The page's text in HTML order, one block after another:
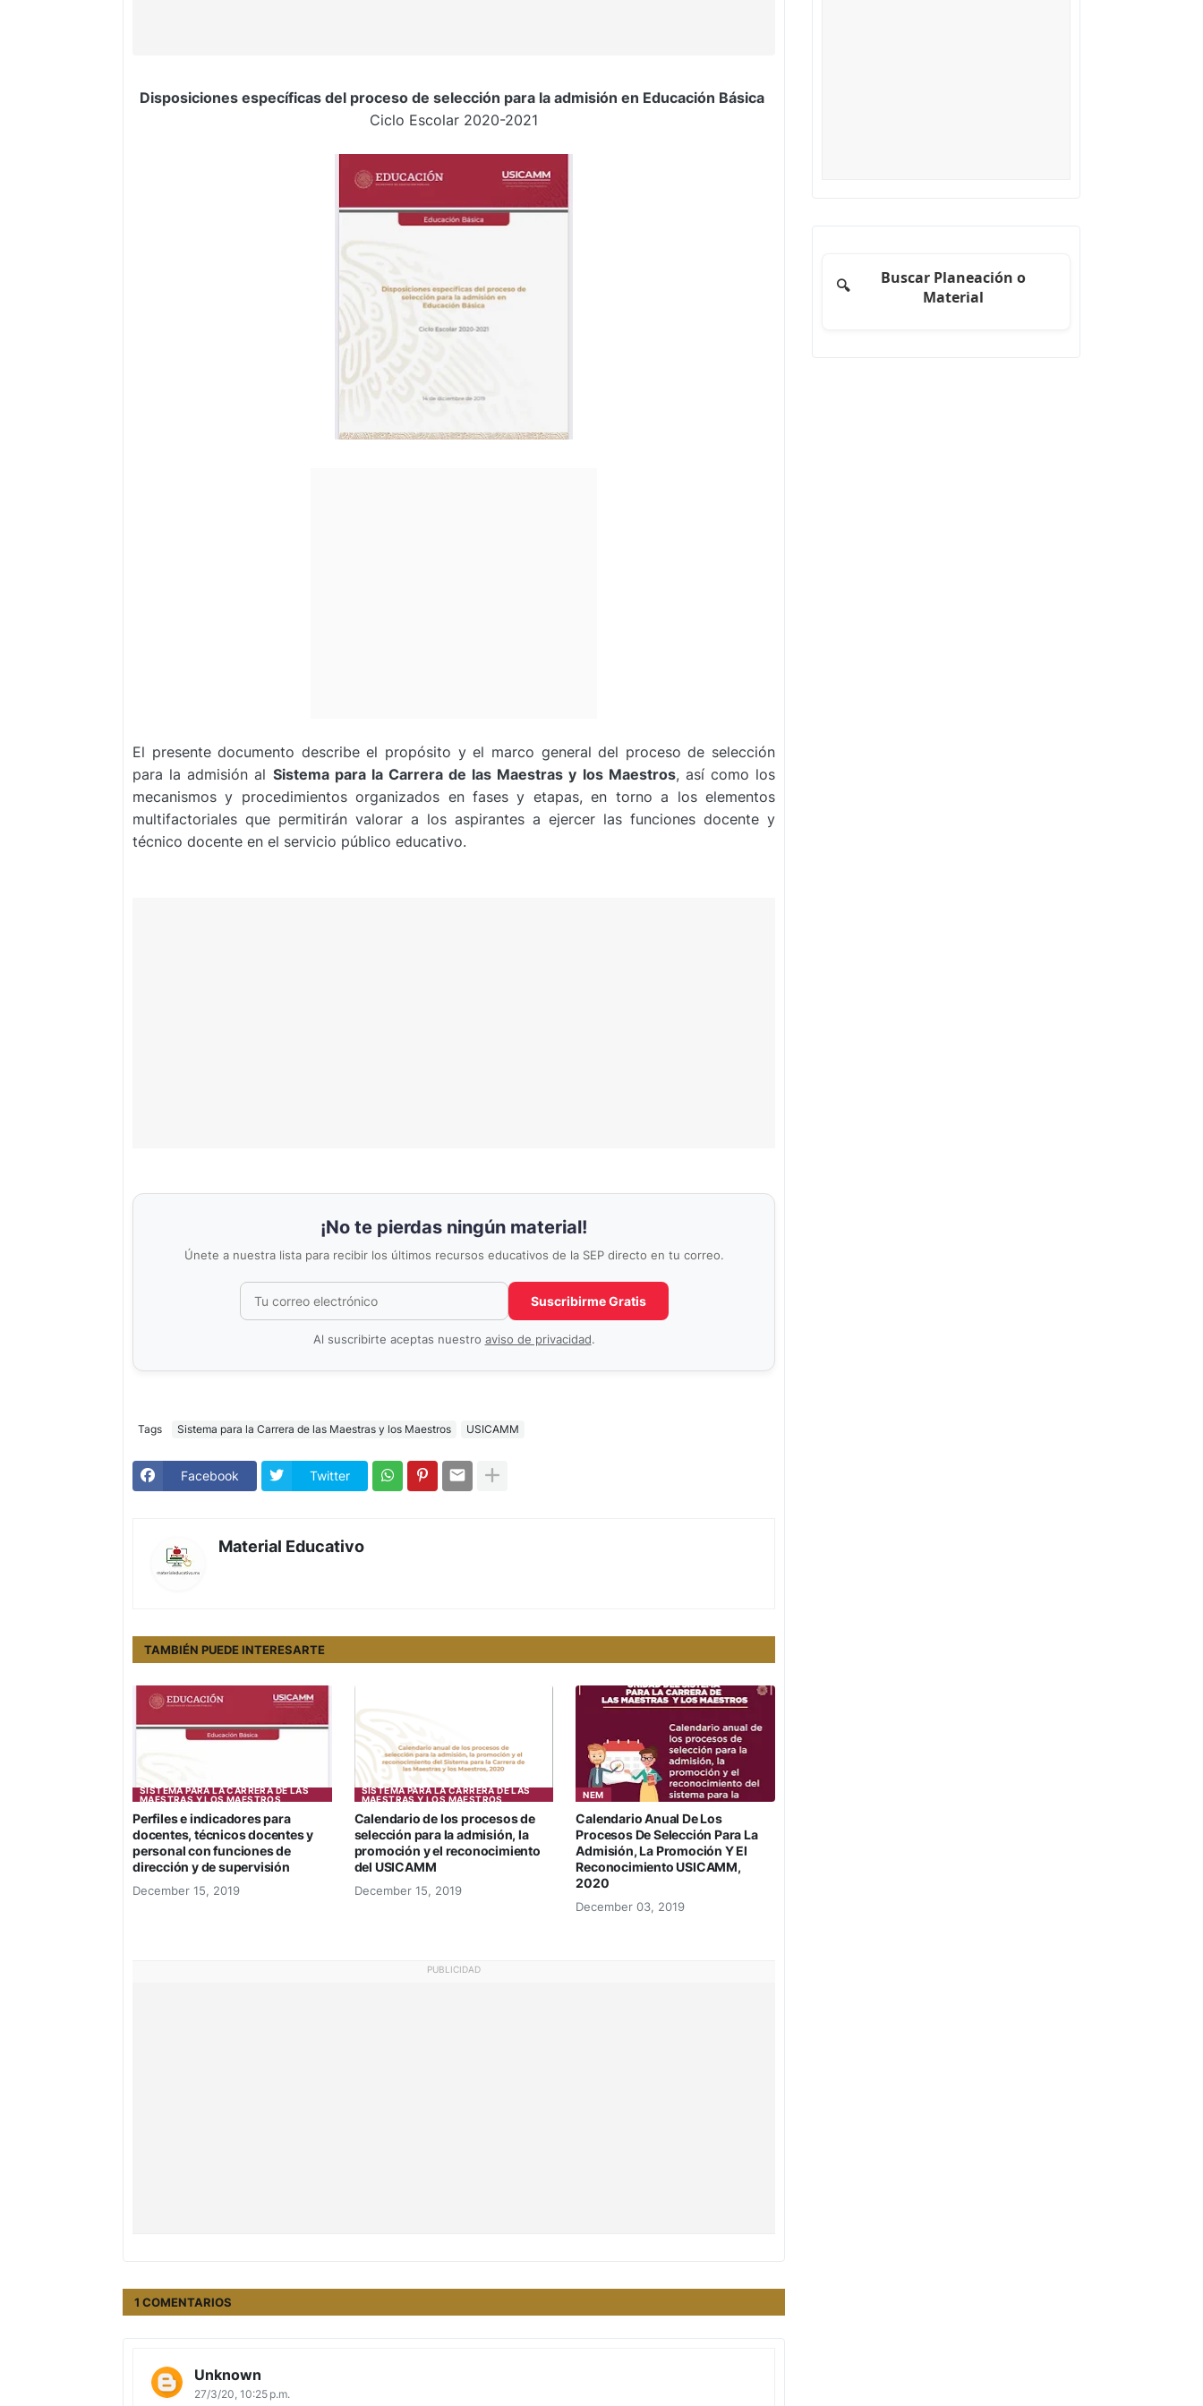
Disposiciones específicas del proceso de selección para la admisión en Educación Básica
Ciclo Escolar 2020-2021
El presente documento describe el propósito y el marco general del proceso de selección
para la admisión al Sistema para la Carrera de las Maestras y los Maestros, así como los
mecanismos y procedimientos organizados en fases y etapas, en torno a los elementos
multifactoriales que permitirán valorar a los aspirantes a ejercer las funciones docente y
técnico docente en el servicio público educativo.
¡No te pierdas ningún material!
Únete a nuestra lista para recibir los últimos recursos educativos de la SEP directo en tu correo.
Correo electrónico
No completar este campo
Suscribirme Gratis
Al suscribirte aceptas nuestro aviso de privacidad.
Tags Sistema para la Carrera de las Maestras y los Maestros USICAMM
Facebook Twitter
Material Educativo
TAMBIÉN PUEDE INTERESARTE
SISTEMA PARA LA CARRERA DE LAS
MAESTRAS Y LOS MAESTROS
Perfiles e indicadores para
docentes, técnicos docentes y
personal con funciones de
dirección y de supervisión
December 15, 2019
SISTEMA PARA LA CARRERA DE LAS
MAESTRAS Y LOS MAESTROS
Calendario de los procesos de
selección para la admisión, la
promoción y el reconocimiento
del USICAMM
December 15, 2019
NEM
Calendario Anual De Los
Procesos De Selección Para La
Admisión, La Promoción Y El
Reconocimiento USICAMM,
2020
December 03, 2019
PUBLICIDAD
1 COMENTARIOS
Unknown
27/3/20, 10:25 p.m.
🔍
Buscar Planeación o
Material